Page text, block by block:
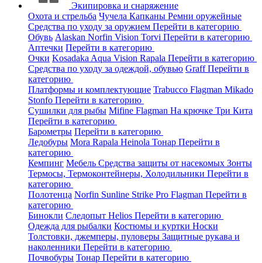
Экипировка и снаряжение
Охота и стрельба Чучела Капканы Ремни оружейные
Средства по уходу за оружием Перейти в категорию
Обувь Alaskan Norfin Vision Torvi Перейти в категорию
Аптечки Перейти в категорию
Очки Kosadaka Aqua Vision Rapala Перейти в категорию
Средства по уходу за одеждой, обувью GraffПерейти в
категорию
Платформы и комплектующие Trabucco Flagman Mikado
Stonfo Перейти в категорию
Сушилки для рыбы Mifine Flagman На крючке Три Кита
Перейти в категорию
Барометры Перейти в категорию
Ледобуры Mora Rapala Heinola Тонар Перейти в
категорию
Кемпинг Мебель Средства защиты от насекомых Зонты
Термосы, Термоконтейнеры, Холодильники Перейти в
категорию
Полотенца Norfin Sunline Strike Pro Flagman Перейти в
категорию
Бинокли Следопыт Helios Перейти в категорию
Одежда для рыбалки Костюмы и куртки Носки
Толстовки, джемперы, пуловеры Защитные рукава и
наколенники Перейти в категорию
Почвобуры Тонар Перейти в категорию